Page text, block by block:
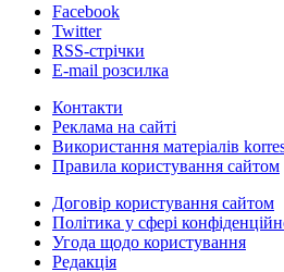
Facebook
Twitter
RSS-стрічки
E-mail розсилка
Контакти
Реклама на сайті
Використання матеріалів
Правила користування сайтом
Договір користування сайтом
Політика у сфері
Угода щодо користування
Редакція